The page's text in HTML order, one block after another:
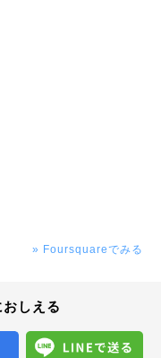
» Foursquareでみる
しえる